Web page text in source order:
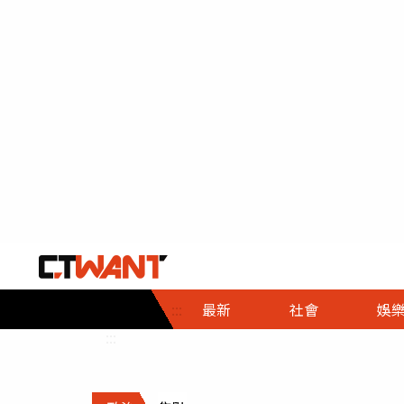
::: 最新 社會
社會首頁
時事
調查
娛樂
娛樂首頁
即時
財經首頁
熱線
政